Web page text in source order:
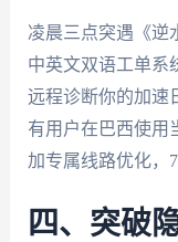
凌晨三点突遇《逆
中英文双语工单系
远程诊断你的加速
有用户在巴西使用
加专属线路优化，
四、突破